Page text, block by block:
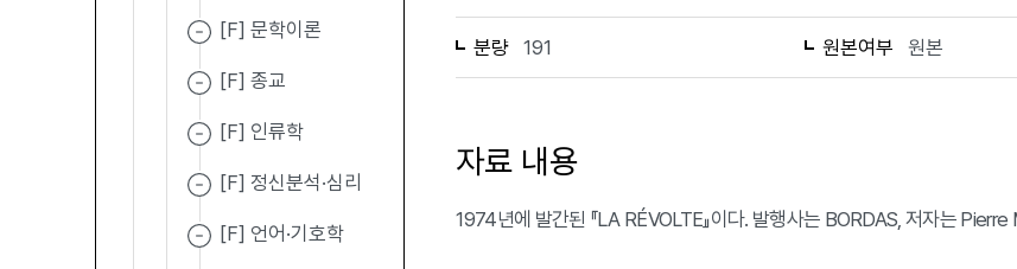
[F] 문학이론
[F] 종교
[F] 인류학
[F] 정신분석·심리
[F] 언어·기호학
분량 191 원본여부 원본
자료 내용
1974년에 발간된 『LA RÉVOLTE』이다. 발행사는 BORDAS, 저자는